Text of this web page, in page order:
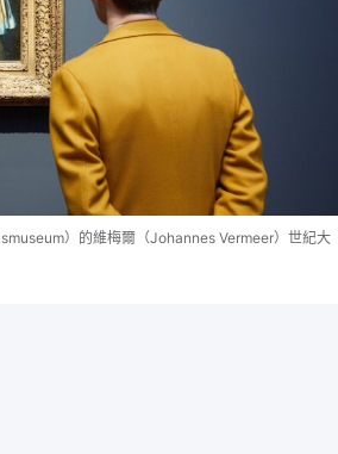
）的維梅爾（Johannes Vermeer）世紀大